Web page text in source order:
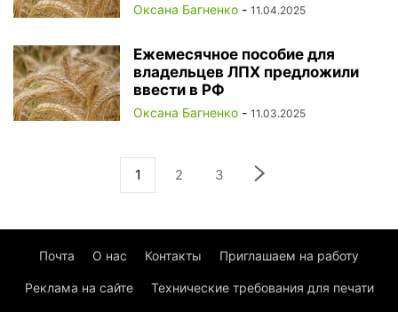
Оксана Багненко - 11.04.2025
Ежемесячное пособие для
владельцев ЛПХ предложили
ввести в РФ
Оксана Багненко - 11.03.2025
1 2 3
Почта О нас Контакты Приглашаем на работу
Реклама на сайте Технические требования для печати